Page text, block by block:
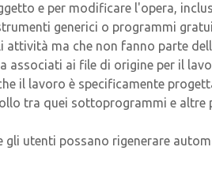
e per modificare l'opera,
generici o programmi
ma che non fanno parte
ai file di origine per il
il lavoro è specificamente
tra quei sottoprogrammi e altre
gli utenti possano rigenerare